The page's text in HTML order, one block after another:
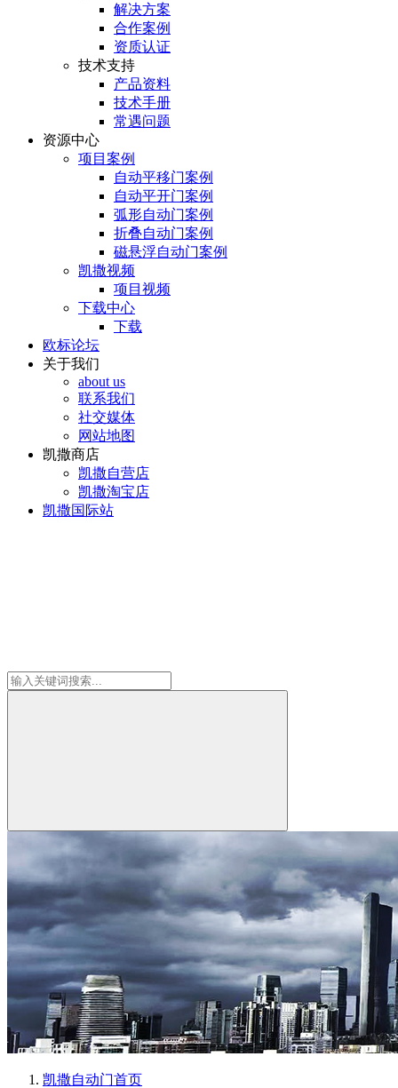
解决方案
合作案例
资质认证
技术支持
产品资料
技术手册
常遇问题
资源中心
项目案例
自动平移门案例
自动平开门案例
弧形自动门案例
折叠自动门案例
磁悬浮自动门案例
凯撒视频
项目视频
下载中心
下载
欧标论坛
关于我们
about us
联系我们
社交媒体
网站地图
凯撒商店
凯撒自营店
凯撒淘宝店
凯撒国际站
凯撒自动门首页